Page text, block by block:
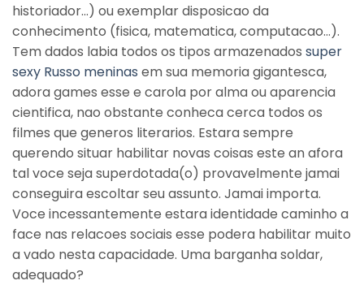
historiador…) ou exemplar disposicao da
conhecimento (fisica, matematica, computacao…).
Tem dados labia todos os tipos armazenados super
sexy Russo meninas em sua memoria gigantesca,
adora games esse e carola por alma ou aparencia
cientifica, nao obstante conheca cerca todos os
filmes que generos literarios. Estara sempre
querendo situar habilitar novas coisas este an afora
tal voce seja superdotada(o) provavelmente jamai
conseguira escoltar seu assunto. Jamai importa.
Voce incessantemente estara identidade caminho a
face nas relacoes sociais esse podera habilitar muito
a vado nesta capacidade. Uma barganha soldar,
adequado?